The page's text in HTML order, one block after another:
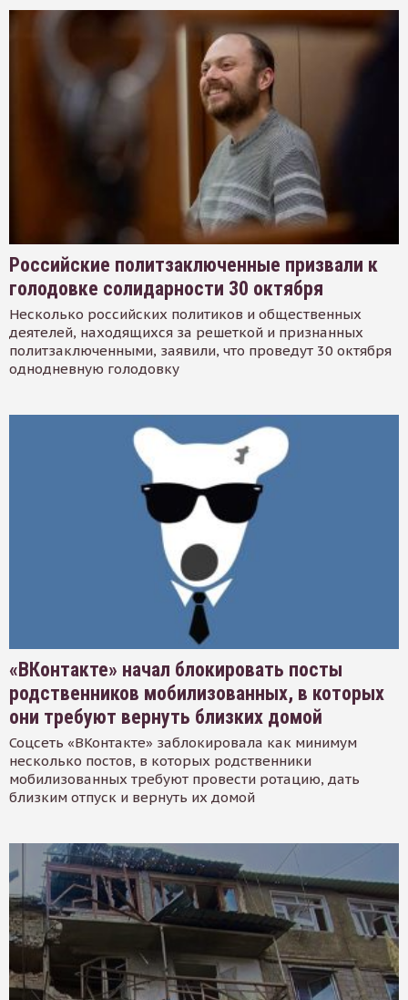
Российские политзаключенные призвали к
голодовке солидарности 30 октября
Несколько российских политиков и общественных
деятелей, находящихся за решеткой и признанных
политзаключенными, заявили, что проведут 30 октября
однодневную голодовку
«ВКонтакте» начал блокировать посты
родственников мобилизованных, в которых
они требуют вернуть близких домой
Соцсеть «ВКонтакте» заблокировала как минимум
несколько постов, в которых родственники
мобилизованных требуют провести ротацию, дать
близким отпуск и вернуть их домой